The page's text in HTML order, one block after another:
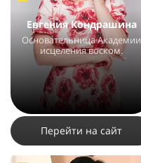
Евгения Кондрашина
Основательница Академии
исцеления воском.
15807 16
Перейти на сайт